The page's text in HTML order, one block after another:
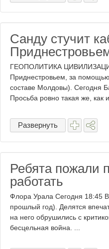
Санду стучит
ГЕОПОЛИТИКА ЦИВИЛИЗАЦИЙ
Приднестровьем, за помощью
составе Молдовы). Сегодня
Просьба ровно такая же, как и
Развернуть
Ребята пожали
работать
Флора Урала Сегодня 18:45
прошлый год). Делятся
на него обрушились с
бесцельная война. ...